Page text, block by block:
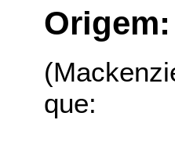
Origem:
que: